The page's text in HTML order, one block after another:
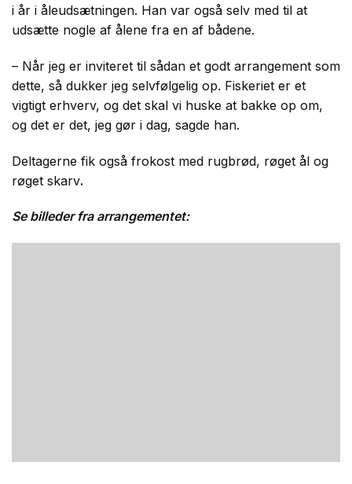
i år i åleudsætningen. Han var også selv med til at
udsætte nogle af ålene fra en af bådene.
– Når jeg er inviteret til sådan et godt arrangement som
dette, så dukker jeg selvfølgelig op. Fiskeriet er et
vigtigt erhverv, og det skal vi huske at bakke op om,
og det er det, jeg gør i dag, sagde han.
Deltagerne fik også frokost med rugbrød, røget ål og
røget skarv.
Se billeder fra arrangementet: